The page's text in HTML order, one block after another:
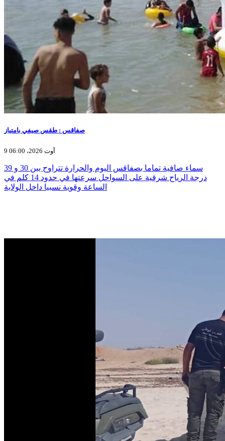
صفاقس : طقس صيفي بامتياز
9 أوت 2026، 06:00
سماء صافية تماما بصفاقس اليوم والحرارة تتراوح بين 30 و 39
درجة الرياح شرقية على السواحل سرعتها في حدود 14 كلم في
الساعة وقوية نسبيا داخل الولاية